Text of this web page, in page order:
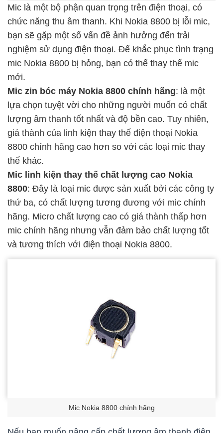
Mic là một bộ phận quan trọng trên điện thoại, có
chức năng thu âm thanh. Khi Nokia 8800 bị lỗi mic,
bạn sẽ gặp một số vấn đề ảnh hưởng đến trải
nghiệm sử dụng điện thoại. Để khắc phục tình trạng
mic Nokia 8800 bị hỏng, bạn có thể thay thế mic
mới.
Mic zin bóc máy Nokia 8800 chính hãng: là một
lựa chọn tuyệt vời cho những người muốn có chất
lượng âm thanh tốt nhất và độ bền cao. Tuy nhiên,
giá thành của linh kiện thay thế điện thoại Nokia
8800 chính hãng cao hơn so với các loại mic thay
thế khác.
Mic linh kiện thay thế chất lượng cao Nokia
8800: Đây là loại mic được sản xuất bởi các công ty
thứ ba, có chất lượng tương đương với mic chính
hãng. Micro chất lượng cao có giá thành thấp hơn
mic chính hãng nhưng vẫn đảm bảo chất lượng tốt
và tương thích với điện thoại Nokia 8800.
Mic Nokia 8800 chính hãng